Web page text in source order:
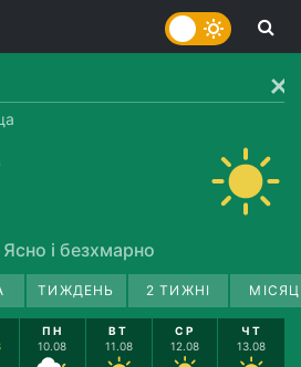
Ясно і безхмарно
ТИЖДЕНЬ 2 ТИЖНІ
ПН
10.08
ВТ
11.08
СР
12.08
ЧТ
13.08